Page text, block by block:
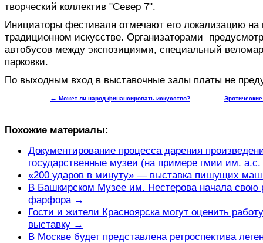
творческий коллектив "Север 7".
Инициаторы фестиваля отмечают его локализацию
традиционном искусстве. Организаторами
автобусов между экспозициями, специальный
парковки.
По выходным вход в выставочные залы платы не
← Может ли народ финансировать искусство?
Похожие материалы:
Документирование процесса дарения
государственные музеи (на примере гмии им.
«200 ударов в минуту» — выставка пишущих
В Башкирском Музее им. Нестерова начала свою
фарфора →
Гости и жители Красноярска могут оценить
выставку →
В Москве будет представлена ретроспектива